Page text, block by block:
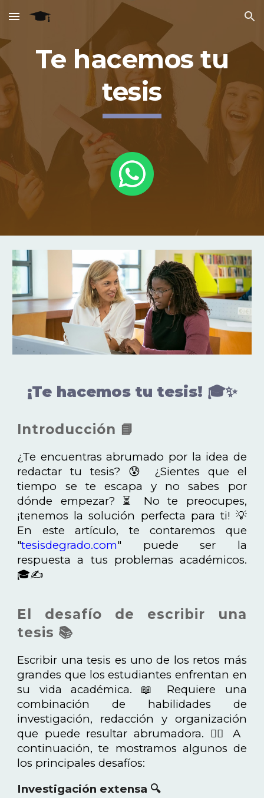
Skip to main content Skip to navigation
Te hacemos tu
tesis
¡Te hacemos tu tesis! 🎓✨
Introducción 📘
¿Te encuentras abrumado por la idea de
redactar tu tesis? 😰 ¿Sientes que el
tiempo se te escapa y no sabes por
dónde empezar? ⏳ No te preocupes,
¡tenemos la solución perfecta para ti! 💡
En este artículo, te contaremos que
"tesisdegrado.com" puede ser la
respuesta a tus problemas académicos.
🎓✍️
El desafío de escribir una
tesis 📚
Escribir una tesis es uno de los retos más
grandes que los estudiantes enfrentan en
su vida académica. 📖 Requiere una
combinación de habilidades de
investigación, redacción y organización
que puede resultar abrumadora. 😵‍💫 A
continuación, te mostramos algunos de
los principales desafíos:
Investigación extensa 🔍